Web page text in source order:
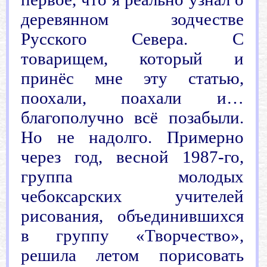
деревянном зодчестве
Русского Севера. С
товарищем, который и
принёс мне эту статью,
поохали, поахали и…
благополучно всё позабыли.
Но не надолго. Примерно
через год, весной 1987-го,
группа молодых
чебоксарских учителей
рисования, объединившихся
в группу «Творчество»,
решила летом порисовать